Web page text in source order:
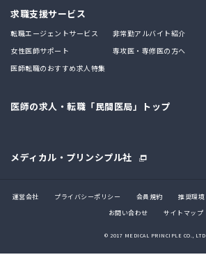
求職支援サービス
転職エージェントサービス
非常勤アルバイト紹介
女性医師サポート
専攻医・専修医の方へ
医師転職のおすすめ求人特集
医師の求人・転職「民間医局」トップ
メディカル・プリンシプル社
運営会社 プライバシーポリシー 会員規約 推奨環境
お問い合わせ
サイトマップ
© 2017 MEDICAL PRINCIPLE CO., LTD.